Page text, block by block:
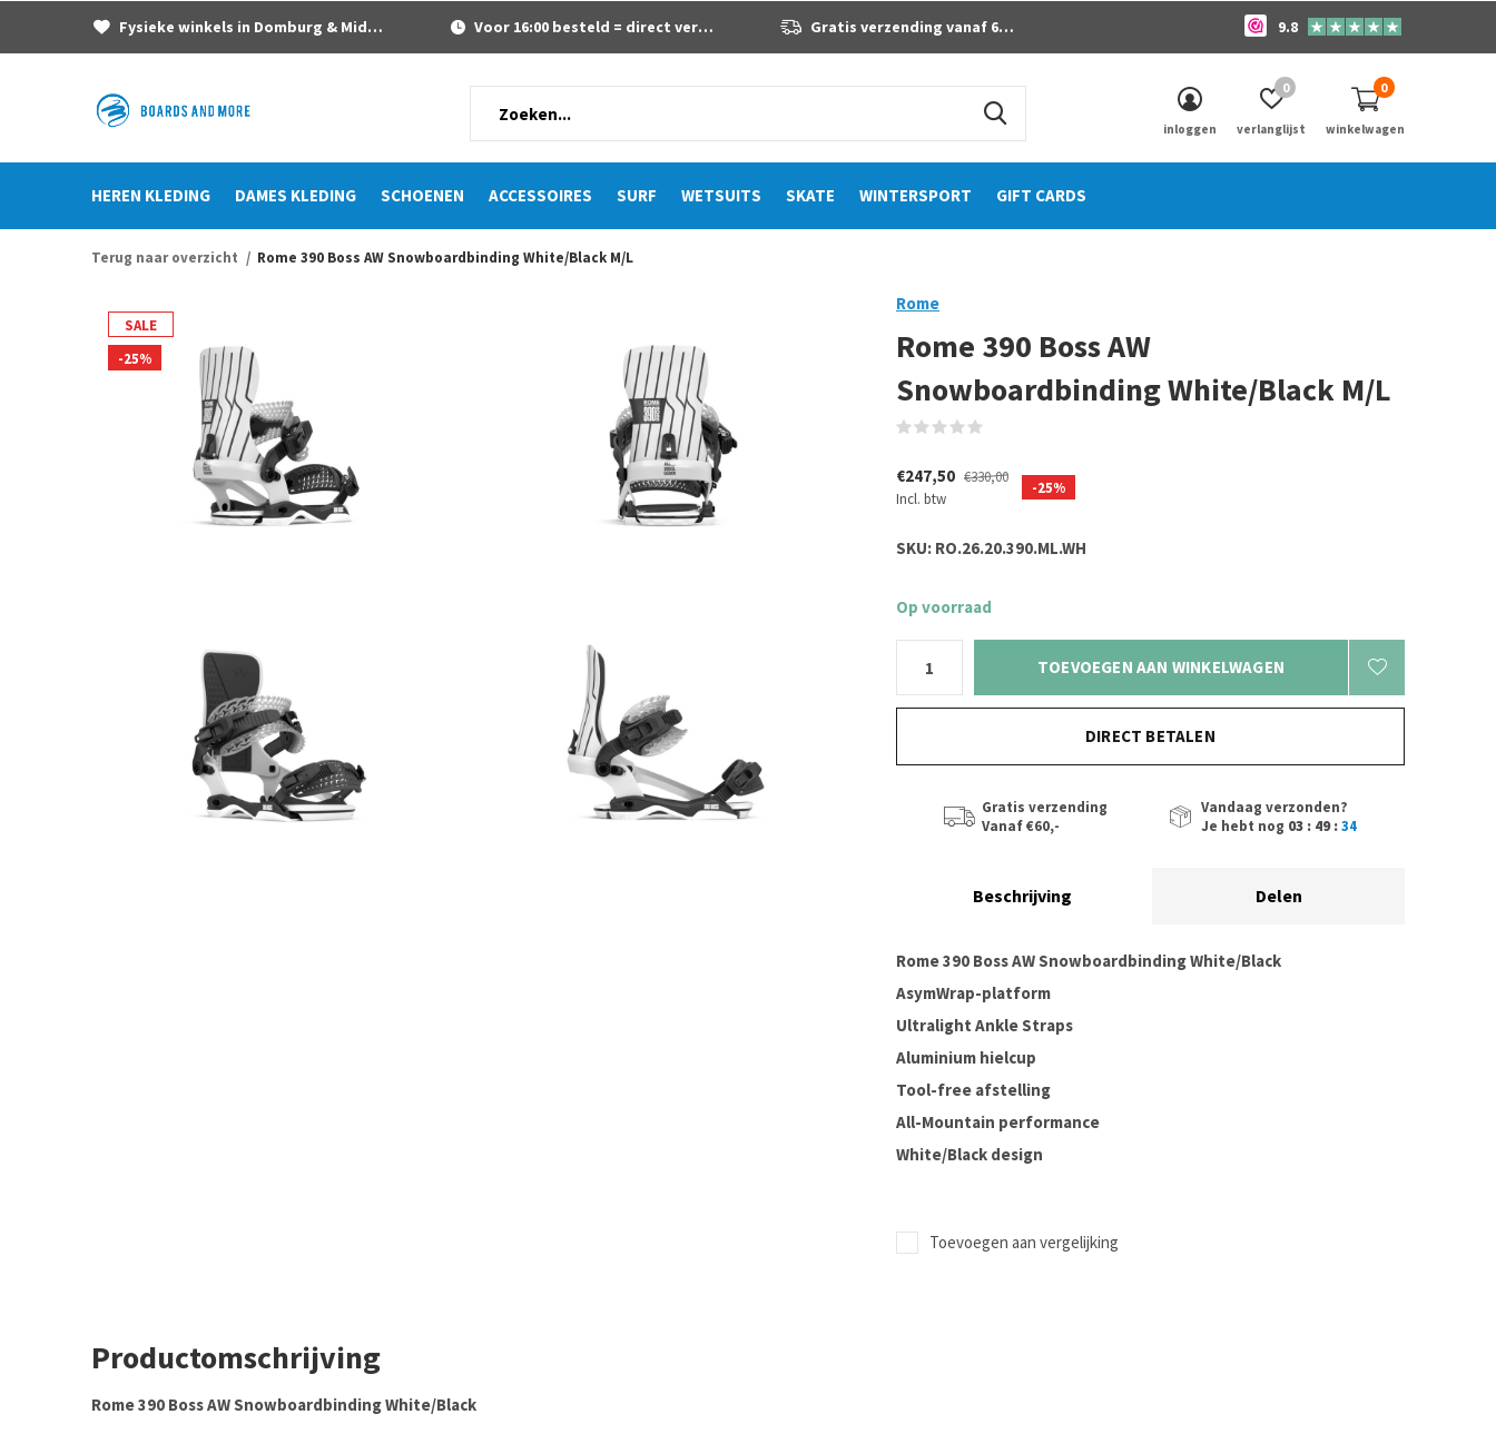
HEREN KLEDING DAMES KLEDING SCHOENEN ACCESSOIRES SURF WETSUITS SKATE WINTERSPORT GIFT CARDS
inloggen verlanglijst
0
winkelwagen
0
Fysieke winkels in Domburg & Middelburg Voor 16:00 besteld = direct verzonden Gratis verzending vanaf 60 euro 9.8
Terug naar overzicht Rome 390 Boss AW Snowboardbinding White/Black M/L
SALE
-25%
Rome
Rome 390 Boss AW
Snowboardbinding White/Black M/L
€247,50 €330,00
Incl. btw
-25%
SKU: RO.26.20.390.ML.WH
Op voorraad
TOEVOEGEN AAN WINKELWAGEN
DIRECT BETALEN
Gratis verzending
Vanaf €60,-
Vandaag verzonden?
Je hebt nog 03 : 49 :34
Beschrijving Delen
Rome 390 Boss AW Snowboardbinding White/Black
AsymWrap-platform
Ultralight Ankle Straps
Aluminium hielcup
Tool-free afstelling
All-Mountain performance
White/Black design
Toevoegen aan vergelijking
Productomschrijving
Rome 390 Boss AW Snowboardbinding White/Black